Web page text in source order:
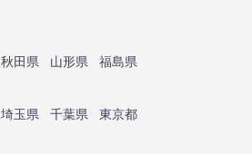
秋田県 山形県
福島県
埼玉県 千葉県
東京都